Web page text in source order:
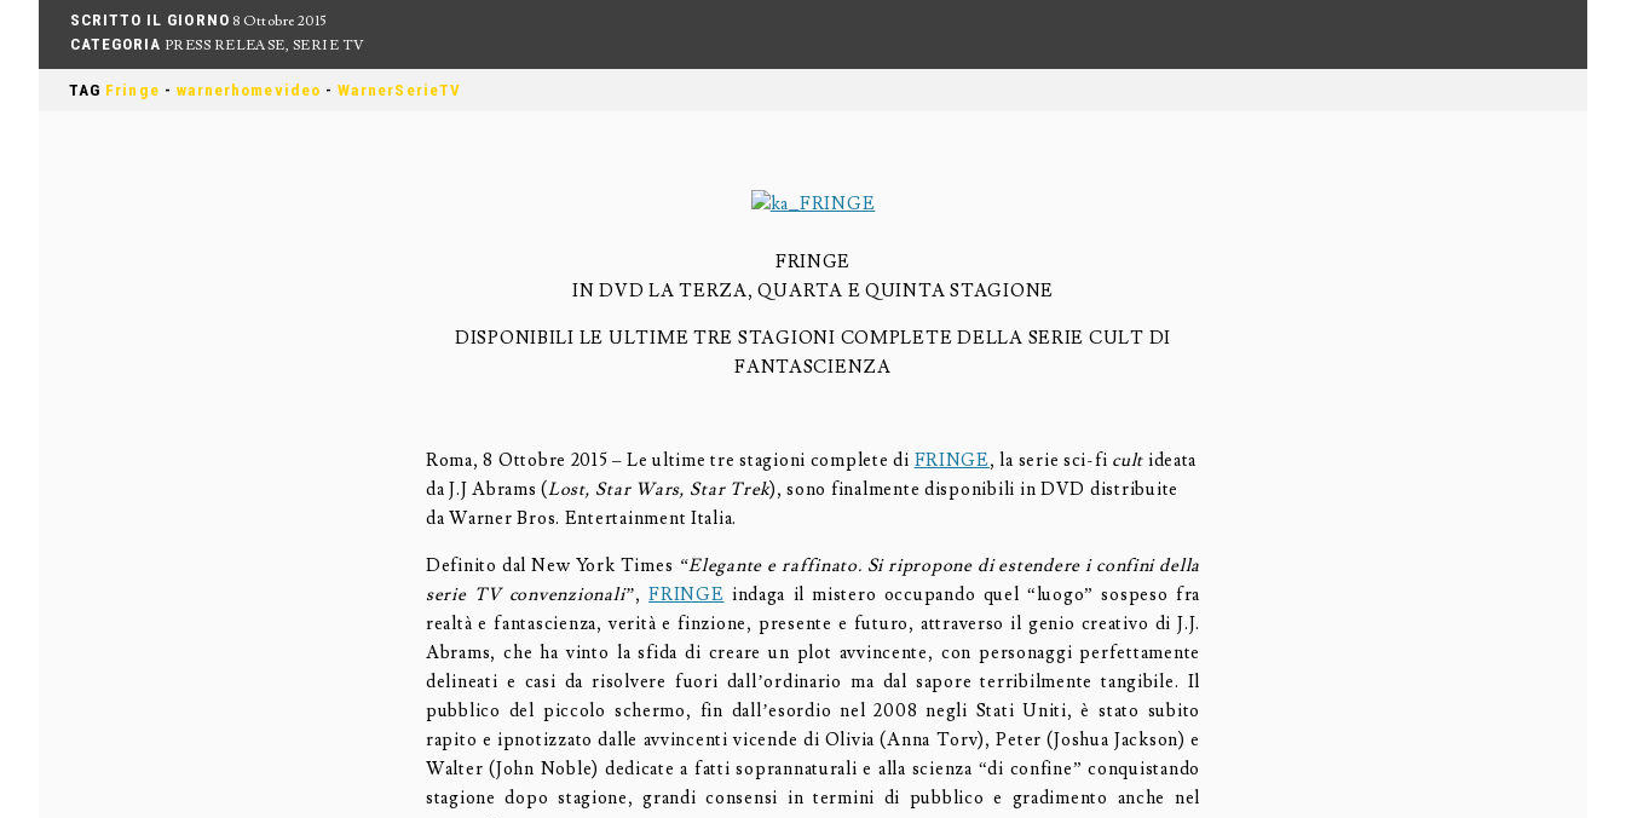
SCRITTO IL GIORNO 8 Ottobre 2015
CATEGORIA PRESS RELEASE, SERIE TV
TAG Fringe - warnerhomevideo -WarnerSerieTV
FRINGE
IN DVD LA TERZA, QUARTA E QUINTA STAGIONE
DISPONIBILI LE ULTIME TRE STAGIONI COMPLETE DELLA SERIE CULT DI
FANTASCIENZA
Roma, 8 Ottobre 2015 – Le ultime tre stagioni complete di FRINGE, la serie sci-fi cult ideata
da J.J Abrams (Lost, Star Wars, Star Trek), sono finalmente disponibili in DVD distribuite
da Warner Bros. Entertainment Italia.
Definito dal New York Times “Elegante e raffinato. Si ripropone di estendere i confini della
serie TV convenzionali”,FRINGE indaga il mistero occupando quel “luogo” sospeso fra
realtà e fantascienza, verità e finzione, presente e futuro, attraverso il genio creativo di J.J.
Abrams, che ha vinto la sfida di creare un plot avvincente, con personaggi perfettamente
delineati e casi da risolvere fuori dall’ordinario ma dal sapore terribilmente tangibile. Il
pubblico del piccolo schermo, fin dall’esordio nel 2008 negli Stati Uniti, è stato subito
rapito e ipnotizzato dalle avvincenti vicende di Olivia (Anna Torv), Peter (Joshua Jackson) e
Walter (John Noble) dedicate a fatti soprannaturali e alla scienza “di confine” conquistando
stagione dopo stagione, grandi consensi in termini di pubblico e gradimento anche nel